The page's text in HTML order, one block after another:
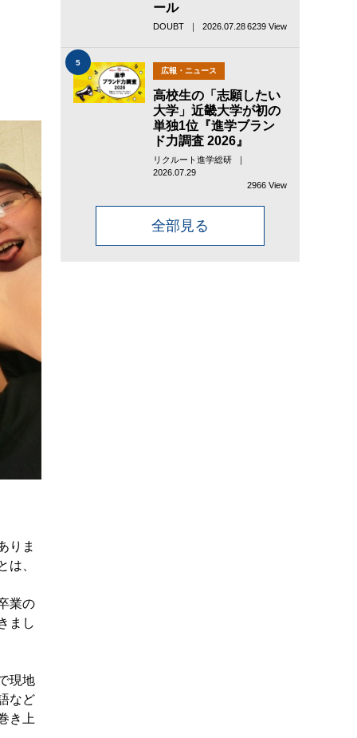
りま
は、
業の
まし
現地
など
き上
ール
DOUBT ｜ 2026.07.286239 View
5
広報・ニュース
高校生の「志願したい
大学」近畿大学が初の
単独1位『進学ブラン
ド力調査 2026』
リクルート進学総研 ｜
2026.07.29
2966 View
全部見る